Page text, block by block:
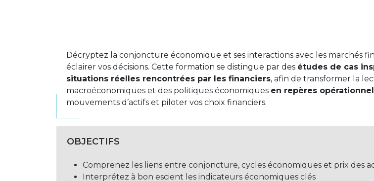
Décryptez la conjoncture économique et ses interactions avec les marchés
éclairer vos décisions. Cette formation se distingue par des études de cas
situations réelles rencontrées par les financiers, afin de transformer la
macroéconomiques et des politiques économiques en repères
mouvements d’actifs et piloter vos choix financiers.
OBJECTIFS
Comprenez les liens entre conjoncture, cycles économiques et prix des
Interprétez à bon escient les indicateurs économiques clés